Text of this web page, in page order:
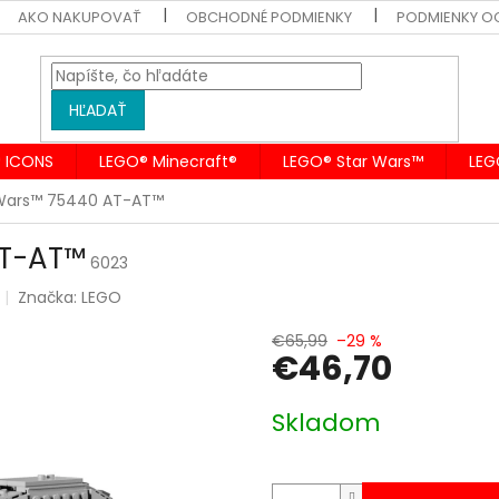
AKO NAKUPOVAŤ OBCHODNÉ PODMIENKY PODMIENKY
HĽADAŤ
ICONS LEGO® Minecraft® LEGO® Star Wars™
75440 AT-AT™
AT™ 6023
Značka: LEGO
€65,99 –29 %
€46,70
cena:
Skladom